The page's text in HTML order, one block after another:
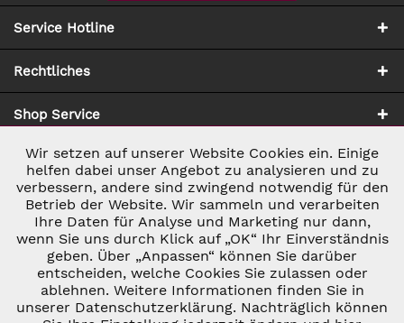
Service Hotline
Rechtliches
Shop Service
Zahlung & Versand
* ALLE PREISE INKL. GESETZL. UMSATZSTEUER ZZGL.
VERSANDKOSTEN UND GGF. NACHNAHMEGEBÜHREN, WENN NICHT
ANDERS BESCHRIEBEN
Notwendig Aktiv
Marketing Inaktiv
Tracking Inaktiv
Personalisierung Inaktiv
Wir setzen auf unserer Website Cookies ein. Einige
helfen dabei unser Angebot zu analysieren und zu
verbessern, andere sind zwingend notwendig für den
Betrieb der Website. Wir sammeln und verarbeiten
Ihre Daten für Analyse und Marketing nur dann,
wenn Sie uns durch Klick auf „OK“ Ihr Einverständnis
geben. Über „Anpassen“ können Sie darüber
entscheiden, welche Cookies Sie zulassen oder
ablehnen. Weitere Informationen finden Sie in
unserer Datenschutzerklärung. Nachträglich können